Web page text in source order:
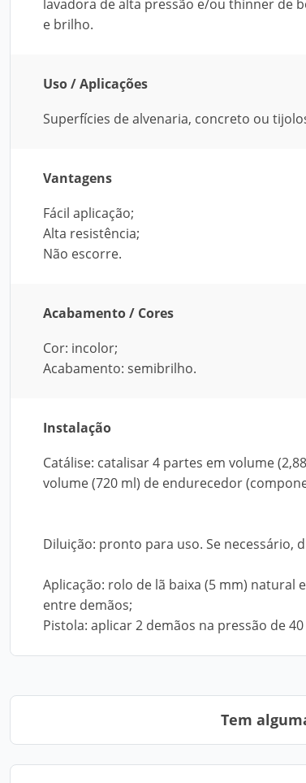
lavadora de alta pressão e/ou thinner de
e brilho.
Uso / Aplicações
Superfícies de alvenaria, concreto ou
Vantagens
Fácil aplicação;
Alta resistência;
Não escorre.
Acabamento / Cores
Cor: incolor;
Acabamento: semibrilho.
Instalação
Catálise: catalisar 4 partes em volume
volume (720 ml) de endurecedor
Diluição: pronto para uso. Se necessário,
Aplicação: rolo de lã baixa (5 mm)
entre demãos;
Pistola: aplicar 2 demãos na pressão de
Tem